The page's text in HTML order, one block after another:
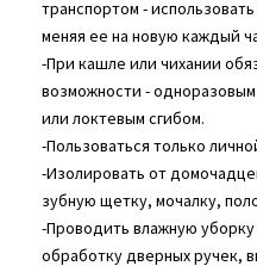
транспортом -
меняя ее на новую каждый
-При кашле или чихании
возможности -
или локтевым сгибом.
-Пользоваться только
-Изолировать от
зубную щетку, мочалку,
-Проводить влажную
обработку дверных ручек,